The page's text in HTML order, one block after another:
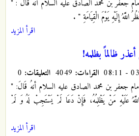
جعفر بن محمد الصادق عليه السلام أنه قال : "
إِلَيْهِ يَوْمَ الْقِيَامَةِ " .
اقرأ المزيد
ظالماً بظلمه!
القراءات: التعليقات:
جعفر بن محمد الصادق عليه السلام أنهُ قَالَ: "
عَلَيْهِ مَنْ يَظْلِمُهُ‏، فَإِنْ دَعَا لَمْ يَسْتَجِبْ لَهُ وَ لَمْ
اقرأ المزيد